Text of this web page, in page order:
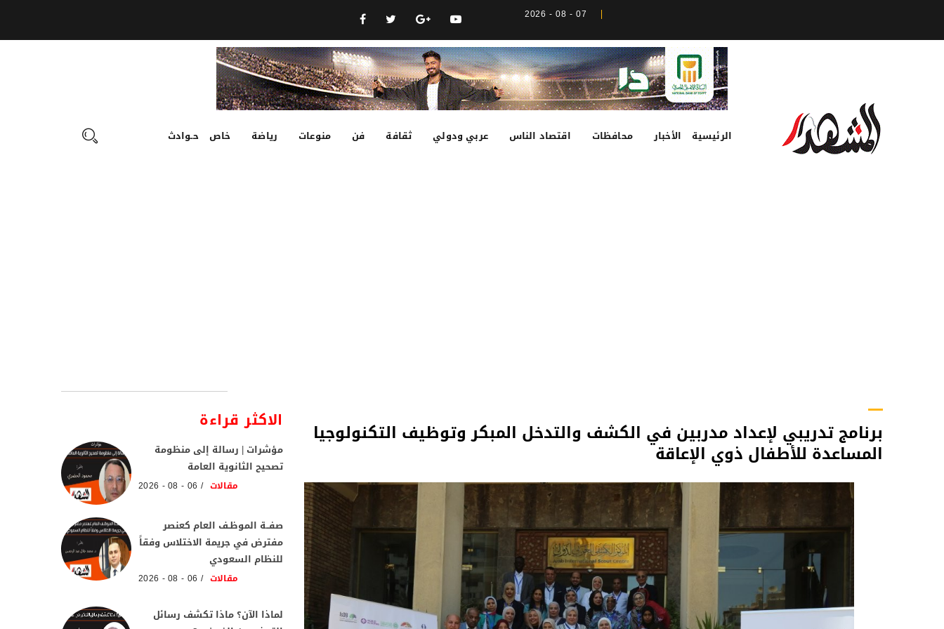
07 - 08 - 2026
الرئيسية الأخبار محافظات اقتصاد الناس عربي ودولي ثقافة فن منوعات رياضة خاص حـوادث
برنامج تدريبي لإعداد مدربين في الكشف والتدخل المبكر وتوظيف التكنولوجيا
المساعدة للأطفال ذوي الإعاقة
الاكثر قراءة
مؤشرات | رسالة إلى منظومة
تصحيح الثانوية العامة
مقالات 06 - 08 - 2026
صفــة الموظـف العام كعنصر
مفترض في جريمة الاختلاس وفقاً
للنظام السعودي
مقالات 06 - 08 - 2026
لماذا الآن؟ ماذا تكشف رسائل